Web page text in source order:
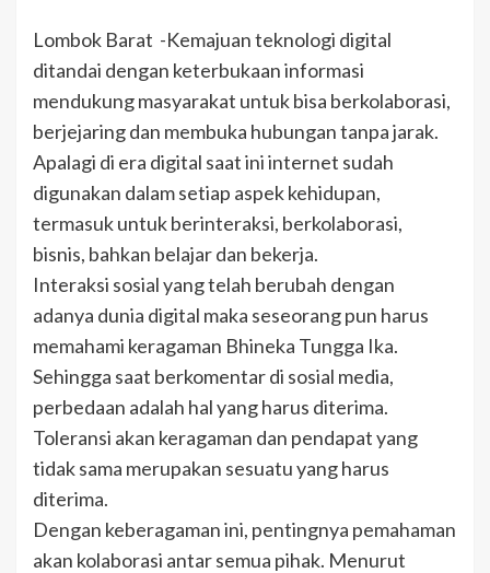
Lombok Barat -Kemajuan teknologi digital
ditandai dengan keterbukaan informasi
mendukung masyarakat untuk bisa berkolaborasi,
berjejaring dan membuka hubungan tanpa jarak.
Apalagi di era digital saat ini internet sudah
digunakan dalam setiap aspek kehidupan,
termasuk untuk berinteraksi, berkolaborasi,
bisnis, bahkan belajar dan bekerja.
Interaksi sosial yang telah berubah dengan
adanya dunia digital maka seseorang pun harus
memahami keragaman Bhineka Tungga Ika.
Sehingga saat berkomentar di sosial media,
perbedaan adalah hal yang harus diterima.
Toleransi akan keragaman dan pendapat yang
tidak sama merupakan sesuatu yang harus
diterima.
Dengan keberagaman ini, pentingnya pemahaman
akan kolaborasi antar semua pihak. Menurut